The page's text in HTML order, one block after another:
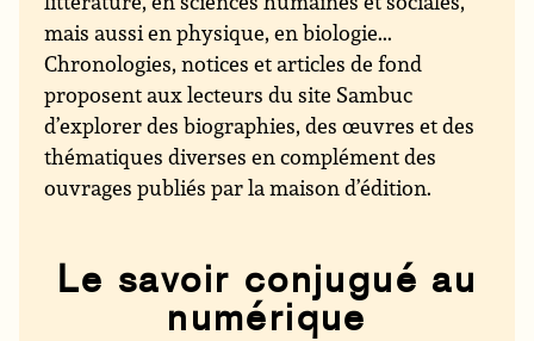
mais aussi en physique, en biologie...
Chronologies, notices et articles de fond
proposent aux lecteurs du site Sambuc
d’explorer des biographies, des œuvres et des
thématiques diverses en complément des
ouvrages publiés par la maison d’édition.
Le savoir conjugué au
numérique